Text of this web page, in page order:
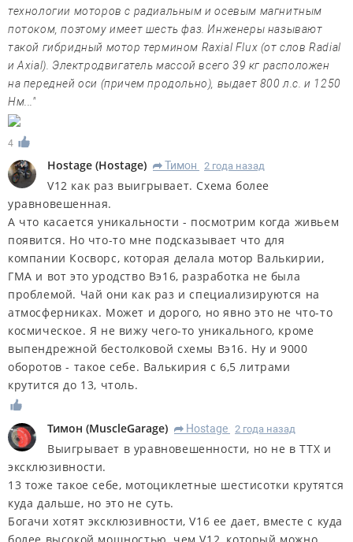
технологии моторов с радиальным и осевым магнитным
потоком, поэтому имеет шесть фаз. Инженеры называют
такой гибридный мотор термином Raxial Flux (от слов Radial
и Axial). Электродвигатель массой всего 39 кг расположен
на передней оси (причем продольно), выдает 800 л.с. и 1250
Нм..."
4
Hostage (Hostage) R Тимон 2 года назад
V12 как раз выигрывает. Схема более
уравновешенная.
А что касается уникальности - посмотрим когда живьем
появится. Но что-то мне подсказывает что для
компании Косворс, которая делала мотор Валькирии,
ГМА и вот это уродство Вэ16, разработка не была
проблемой. Чай они как раз и специализируются на
атмосферниках. Может и дорого, но явно это не что-то
космическое. Я не вижу чего-то уникального, кроме
выпендрежной бестолковой схемы Вэ16. Ну и 9000
оборотов - такое себе. Валькирия с 6,5 литрами
крутится до 13, чтоль.
Тимон (MuscleGarage) R Hostage 2 года назад
Выигрывает в уравновешенности, но не в ТТХ и
эксклюзивности.
13 тоже такое себе, мотоциклетные шестисотки крутятся
куда дальше, но это не суть.
Богачи хотят эксклюзивности, V16 ее дает, вместе с куда
более высокой мощностью, чем V12, который можно